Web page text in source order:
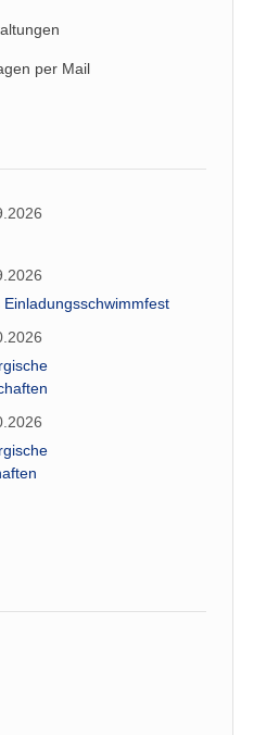
per Mail